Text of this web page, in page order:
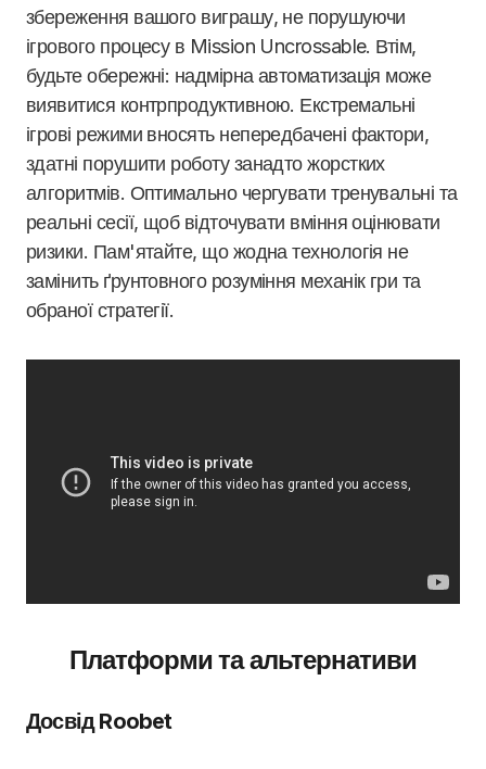
збереження вашого виграшу, не порушуючи
ігрового процесу в Mission Uncrossable. Втім,
будьте обережні: надмірна автоматизація може
виявитися контрпродуктивною. Екстремальні
ігрові режими вносять непередбачені фактори,
здатні порушити роботу занадто жорстких
алгоритмів. Оптимально чергувати тренувальні та
реальні сесії, щоб відточувати вміння оцінювати
ризики. Пам'ятайте, що жодна технологія не
замінить ґрунтовного розуміння механік гри та
обраної стратегії.
Платформи та альтернативи
Досвід Roobet